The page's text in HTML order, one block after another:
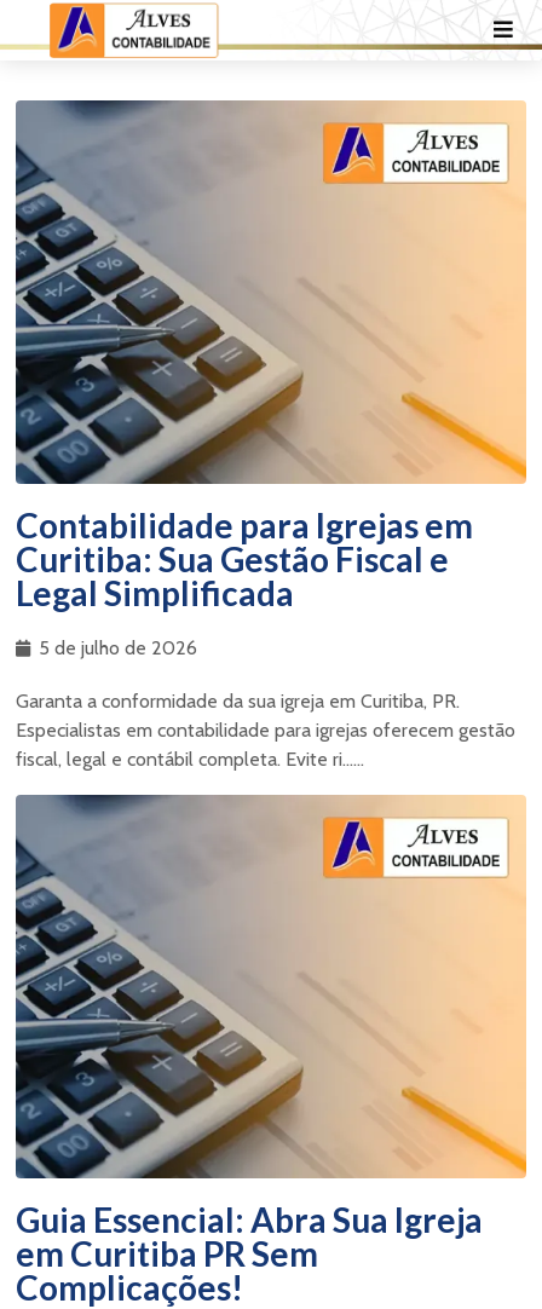
Contabilidade para Igrejas em
Curitiba: Sua Gestão Fiscal e
Legal Simplificada
5 de julho de 2026
Garanta a conformidade da sua igreja em Curitiba, PR.
Especialistas em contabilidade para igrejas oferecem gestão
fiscal, legal e contábil completa. Evite ri......
Guia Essencial: Abra Sua Igreja
em Curitiba PR Sem
Complicações!